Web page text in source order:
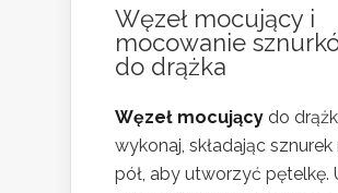
Węzeł mocujący i
mocowanie
do drążka
Węzeł mocujący do
wykonaj, składając sznurek
pół, aby utworzyć pętelkę.